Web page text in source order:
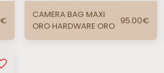
€
CAMERA BAG MAXI
ORO HARDWARE ORO 95.00€